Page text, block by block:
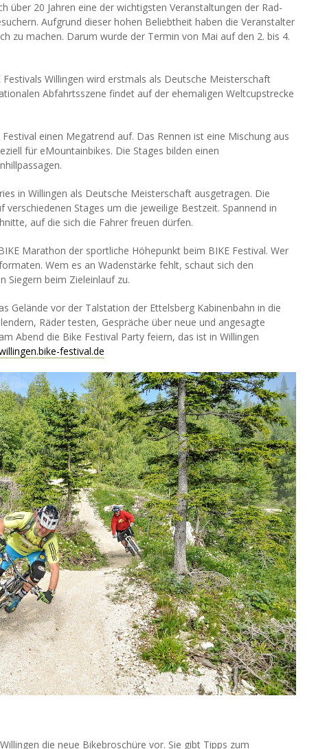
über 20 Jahren eine der wichtigsten Veranstaltungen der Rad-
Aufgrund dieser hohen Beliebtheit haben die Veranstalter
zu machen. Darum wurde der Termin von Mai auf den 2. bis 4.
Willingen wird erstmals als Deutsche Meisterschaft
Abfahrtsszene findet auf der ehemaligen Weltcupstrecke
einen Megatrend auf. Das Rennen ist eine Mischung aus
für eMountainbikes. Die Stages bilden einen
in Willingen als Deutsche Meisterschaft ausgetragen. Die
Stages um die jeweilige Bestzeit. Spannend in
auf die sich die Fahrer freuen dürfen.
Marathon der sportliche Höhepunkt beim BIKE Festival. Wer
Wem es an Wadenstärke fehlt, schaut sich den
Siegern beim Zieleinlauf zu.
Gelände vor der Talstation der Ettelsberg Kabinenbahn in die
Räder testen, Gespräche über neue und angesagte
Abend die Bike Festival Party feiern, das ist in Willingen
festival.de
die neue Bikebroschüre vor. Sie gibt Tipps zum